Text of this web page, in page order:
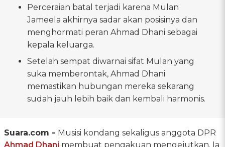
Perceraian batal terjadi karena Mulan
Jameela akhirnya sadar akan posisinya dan
menghormati peran Ahmad Dhani sebagai
kepala keluarga.
Setelah sempat diwarnai sifat Mulan yang
suka memberontak, Ahmad Dhani
memastikan hubungan mereka sekarang
sudah jauh lebih baik dan kembali harmonis.
Suara.com - Musisi kondang sekaligus anggota DPR
Ahmad Dhani membuat pengakuan mengejutkan. Ia